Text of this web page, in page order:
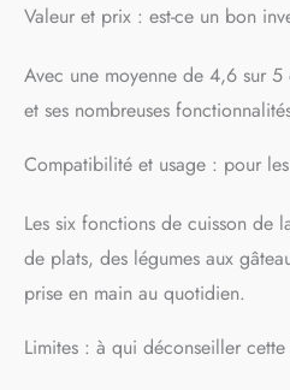
Valeur et prix : est-ce un bon
Avec une moyenne de 4,6 sur
et ses nombreuses
Compatibilité et usage : pour
Les six fonctions de cuisson de
de plats, des légumes aux
prise en main au quotidien.
Limites : à qui déconseiller